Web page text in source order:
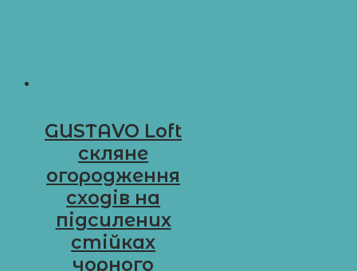
GUSTAVO Loft
скляне
огородження
сходів на
підсилених
стійках
чорного